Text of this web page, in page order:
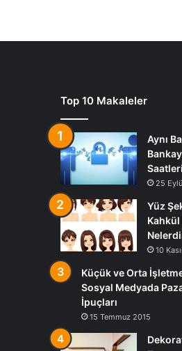
Top 10 Makaleler
Aynı
Saatleri
25
Yüz
10
Küçük ve Orta
Sosyal Medyada
İpuçları
15 Temmuz 2015